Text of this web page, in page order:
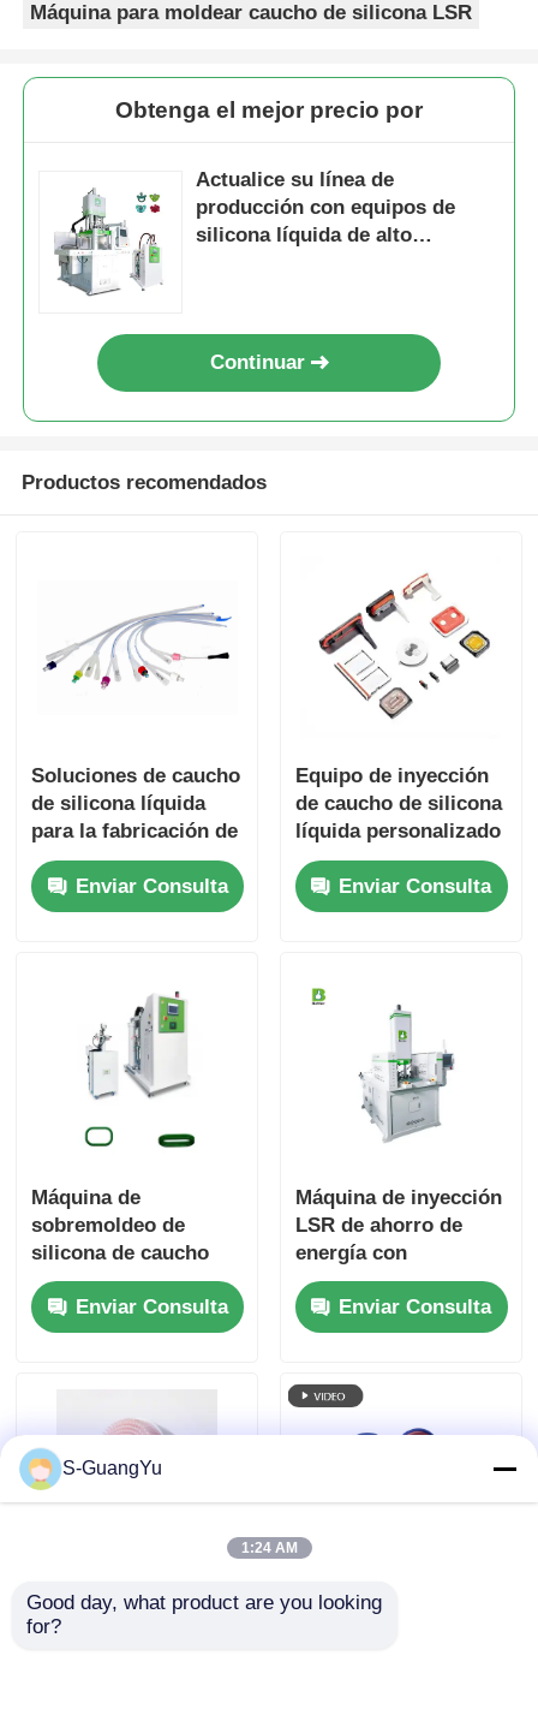
Máquina para moldear caucho de silicona LSR
Obtenga el mejor precio por
Actualice su línea de
producción con equipos de
silicona líquida de alto
Continuar
Productos recomendados
Soluciones de caucho
de silicona líquida
para la fabricación de
dispositivos médicos
Enviar Consulta
Equipo de inyección
de caucho de silicona
líquida personalizado
para piezas
complejas
Enviar Consulta
Máquina de
sobremoldeo de
silicona de caucho
líquido verde base de
lámpara de escritorio
inteligente
Enviar Consulta
Máquina de inyección
LSR de ahorro de
energía con
rendimiento de salida
estable y sistema de
inyección
doble cilindro
Enviar Consulta
Máquina de inyección
Máquina de moldeo
S-GuangYu
1:24 AM
Good day, what product are you looking
for?